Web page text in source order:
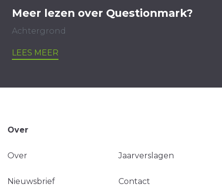
Meer lezen over Questionmark?
Achtergrond
LEES MEER
Over
Over Jaarverslagen
Nieuwsbrief Contact